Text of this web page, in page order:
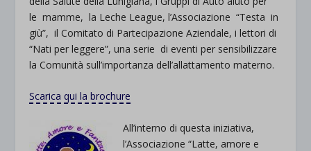
le mamme, la Leche League, l’Associazione “Testa in
giù”, il Comitato di Partecipazione Aziendale, i lettori di
“Nati per leggere”, una serie di eventi per sensibilizzare
la Comunità sull’importanza dell’allattamento materno.
Scarica qui la brochure
All’interno di questa iniziativa,
l’Associazione “Latte, amore e